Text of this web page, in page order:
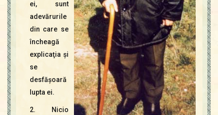
ei, sunt
adevărurile
din care se
încheagă
explicaţia şi
se
desfăşoară
lupta ei.
2. Nicio